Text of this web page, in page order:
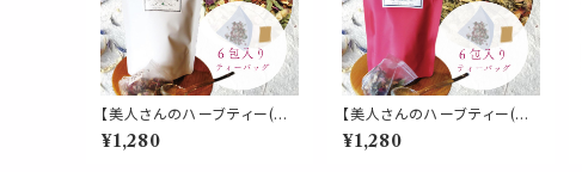
【美人さんのハーブティー(テ
ィーパック)】《美肌 ブレンド》6
包入 ティーバッグ ローズヒッ
¥1,280
【美人さんのハーブティー(テ
ィーパック)】《女性バランス ブ
レンド》6包入 ティーバッグ レ
¥1,280